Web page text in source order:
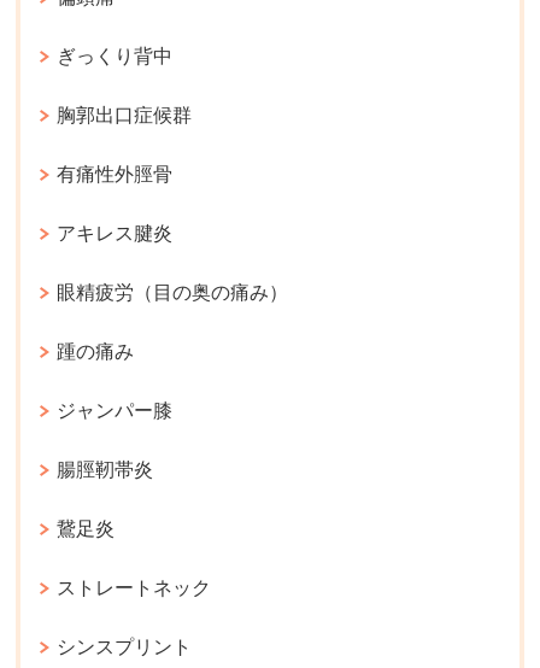
ぎっくり背中
胸郭出口症候群
有痛性外脛骨
アキレス腱炎
眼精疲労（目の奥の痛み）
踵の痛み
ジャンパー膝
腸脛靭帯炎
鵞足炎
ストレートネック
シンスプリント